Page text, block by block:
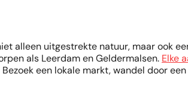
alleen uitgestrekte natuur, maar ook
als Leerdam en Geldermalsen. Elke
een lokale markt, wandel door